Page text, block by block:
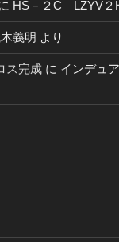
HS－２C LZYV２
義明 より
ス完成 に インデュ